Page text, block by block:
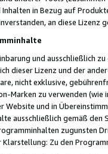
in Bezug auf
an diese Lizenz
und ausschließlich
dieser Lizenz und der
nicht exklusive,
Marken zu verwenden
und in
ausschließlich gemäß
zugunsten
Zu den